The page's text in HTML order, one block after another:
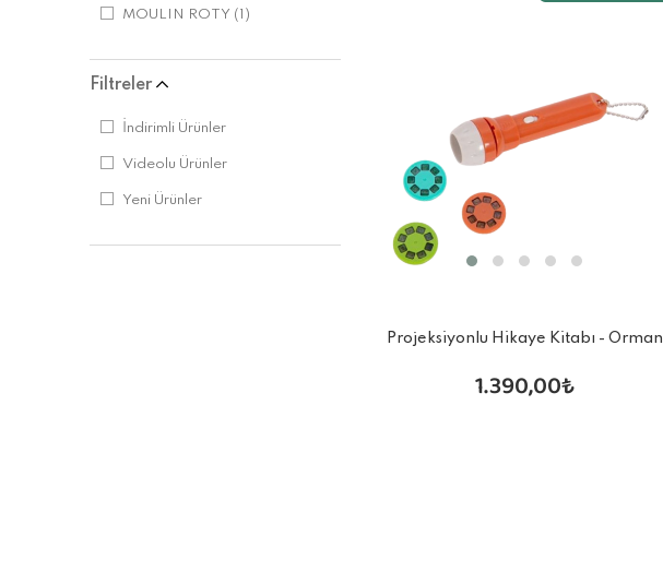
MOULIN ROTY (1)
Filtreler
İndirimli Ürünler
Videolu Ürünler
Yeni Ürünler
Projeksiyonlu Hikaye Kitabı - Orman
1.390,00₺